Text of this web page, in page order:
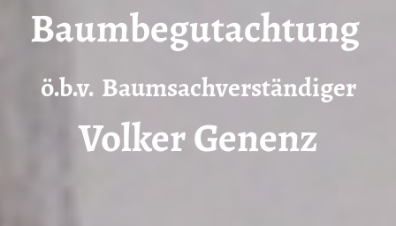
Baumbegutachtung
ö.b.v. Baumsachverständiger
Volker Genenz